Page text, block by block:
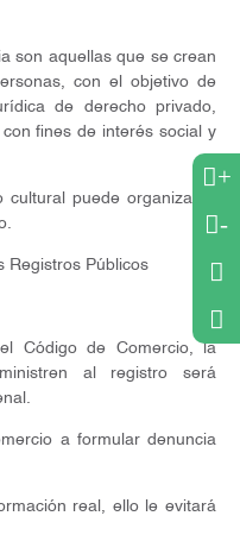
son aquellas que se crean
con el objetivo de
de derecho privado,
fines de interés social y
cultural puede organizarse
Registros Públicos
Código de Comercio, la
al registro será
a formular denuncia
real, ello le evitará
+
-